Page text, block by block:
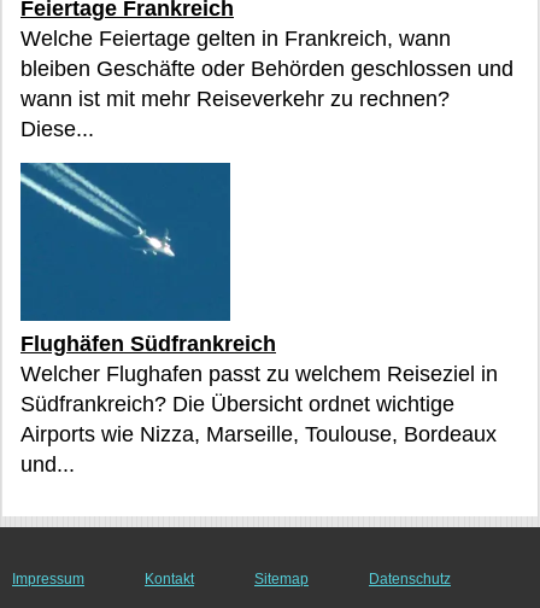
Feiertage Frankreich
Welche Feiertage gelten in Frankreich, wann
bleiben Geschäfte oder Behörden geschlossen und
wann ist mit mehr Reiseverkehr zu rechnen?
Diese...
Flughäfen Südfrankreich
Welcher Flughafen passt zu welchem Reiseziel in
Südfrankreich? Die Übersicht ordnet wichtige
Airports wie Nizza, Marseille, Toulouse, Bordeaux
und...
Impressum Kontakt Sitemap Datenschutz